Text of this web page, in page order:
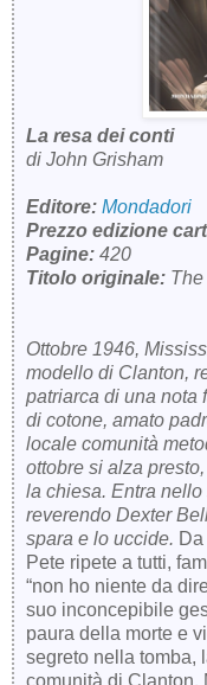
La resa dei conti
di John Grisham
Editore: Mondadori
Prezzo edizione
Pagine: 420
Titolo originale:
Ottobre 1946,
modello di Clanton,
patriarca di una nota
di cotone, amato
locale comunità
ottobre si alza
la chiesa. Entra
reverendo Dexter
spara e lo uccide.
Pete ripete a tutti,
“non ho niente da
suo inconcepibile
paura della morte e
segreto nella tomba,
comunità di Clanton.